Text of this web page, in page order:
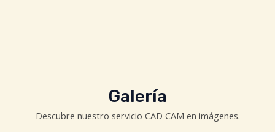
Galería
Descubre nuestro servicio CAD CAM en imágenes.